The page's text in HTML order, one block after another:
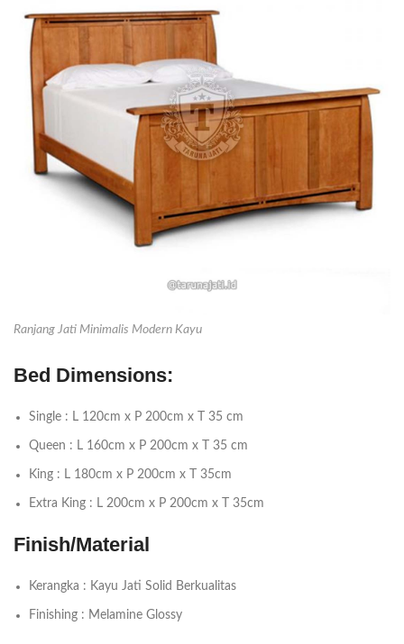
Ranjang Jati Minimalis Modern Kayu
Bed Dimensions:
Single : L 120cm x P 200cm x T 35 cm
Queen : L 160cm x P 200cm x T 35 cm
King : L 180cm x P 200cm x T 35cm
Extra King : L 200cm x P 200cm x T 35cm
Finish/Material
Kerangka : Kayu Jati Solid Berkualitas
Finishing : Melamine Glossy